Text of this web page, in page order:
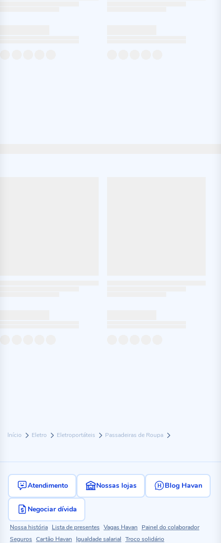
Início Eletro Eletroportáteis Passadeiras de Roupa
Atendimento Nossas lojas Blog Havan
Negociar dívida
Nossa história Lista de presentes Vagas Havan
Painel do colaborador
Seguros Cartão Havan Igualdade salarial Troco solidário